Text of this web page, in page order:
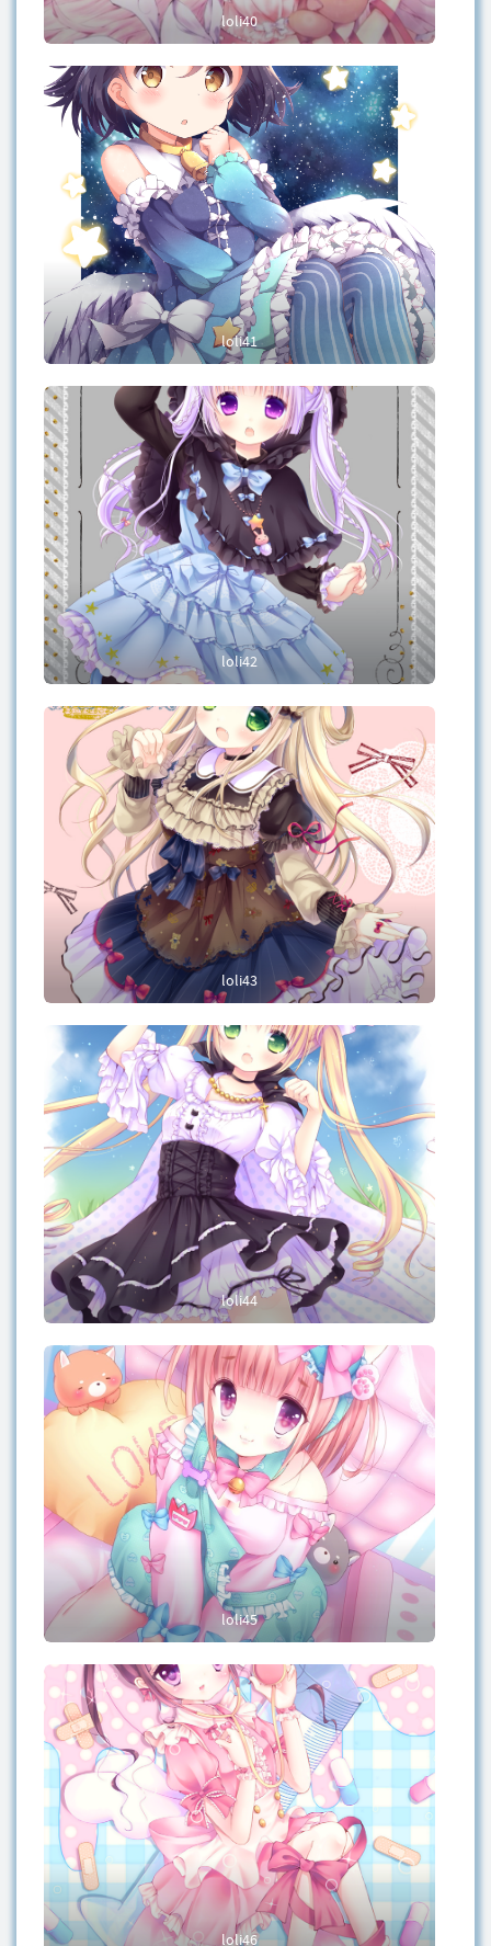
loli40
loli41
loli42
loli43
loli44
loli45
loli46